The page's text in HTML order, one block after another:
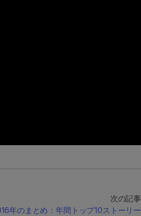
次の記事
年のまとめ：年間トップ10ストーリー